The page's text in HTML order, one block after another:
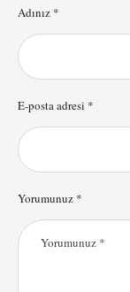
Yorumunuz *
Adınız *
E-posta adresi *